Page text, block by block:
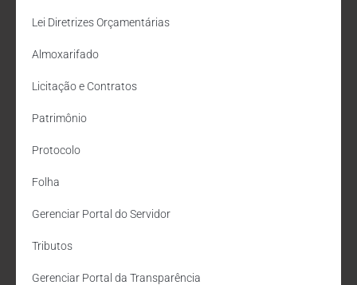
Lei Diretrizes Orçamentárias
Almoxarifado
Licitação e Contratos
Patrimônio
Protocolo
Folha
Gerenciar Portal do Servidor
Tributos
Gerenciar Portal da Transparência